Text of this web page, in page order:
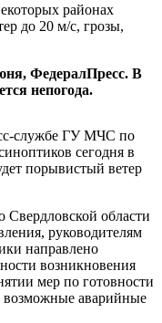
районах
до 20 м/с, грозы,
ФедералПресс. В
непогода.
службе ГУ МЧС по
сегодня в
порывистый ветер
области
руководителям
направлено
возникновения
мер по готовности
возможные аварийные